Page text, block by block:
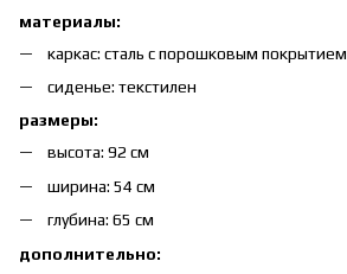
материалы:
каркас: сталь с порошковым покрытием
сиденье: текстилен
размеры:
высота: 92 см
ширина: 54 см
глубина: 65 см
дополнительно: